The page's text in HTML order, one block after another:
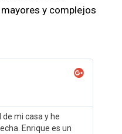
y complejos
mi casa y he
Enrique es un